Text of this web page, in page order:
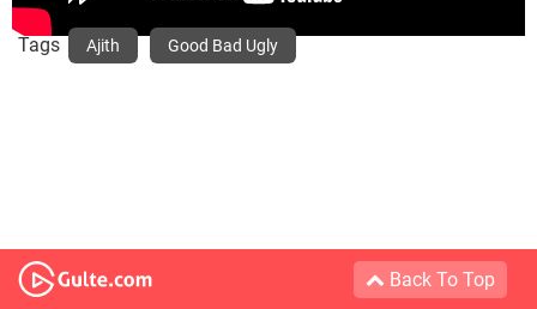
Tags Ajith Good Bad Ugly
Back To Top